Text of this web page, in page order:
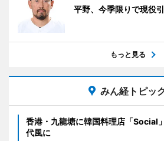
平野、今季限りで現役
もっと見る
みん経トピッ
香港・九龍塘に韓国料理店「
代風に